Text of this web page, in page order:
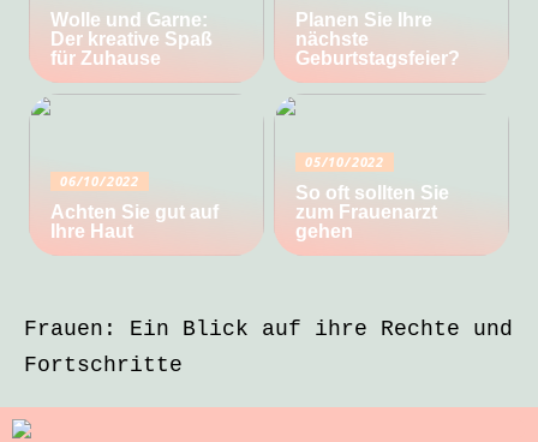
Wolle und Garne:
Der kreative Spaß
für Zuhause
Planen Sie Ihre
nächste
Geburtstagsfeier?
06/10/2022
Achten Sie gut auf
Ihre Haut
05/10/2022
So oft sollten Sie
zum Frauenarzt
gehen
Frauen: Ein Blick auf ihre Rechte und
Fortschritte